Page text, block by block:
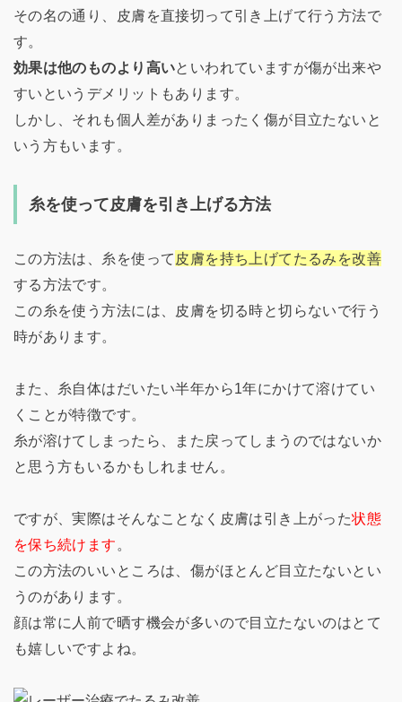
その名の通り、皮膚を直接切って引き上げて行う方法で
す。
効果は他のものより高いといわれていますが傷が出来や
すいというデメリットもあります。
しかし、それも個人差がありまったく傷が目立たないと
いう方もいます。
糸を使って皮膚を引き上げる方法
この方法は、糸を使って 皮膚を持ち上げてたるみを改善
する方法です。
この糸を使う方法には、皮膚を切る時と切らないで行う
時があります。
また、糸自体はだいたい半年から1年にかけて溶けてい
くことが特徴です。
糸が溶けてしまったら、また戻ってしまうのではないか
と思う方もいるかもしれません。
ですが、実際はそんなことなく皮膚は引き上がった状態
を保ち続けます 。
この方法のいいところは、傷がほとんど目立たないとい
うのがあります。
顔は常に人前で晒す機会が多いので目立たないのはとて
も嬉しいですよね。